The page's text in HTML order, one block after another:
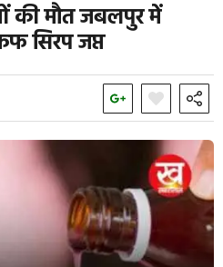
की मौत जबलपुर में
सिरप जप्त